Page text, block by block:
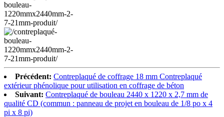
Précédent: Contreplaqué de coffrage 18 mm Contreplaqué
extérieur phénolique pour utilisation en coffrage de béton
Suivant: Contreplaqué de bouleau 2440 x 1220 x 2,7 mm de
qualité CD (commun : panneau de projet en bouleau de 1/8 po x 4
pi x 8 pi)